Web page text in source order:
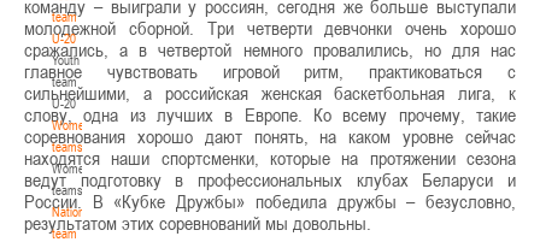
team
U-20
Youth
team
U-20
Women's
teams
Women's
teams
National
team
команду – выиграли у россиян, сегодня же больше выступали
молодежной сборной. Три четверти девчонки очень хорошо
сражались, а в четвертой немного провалились, но для нас
главное чувствовать игровой ритм, практиковаться с
сильнейшими, а российская женская баскетбольная лига, к
слову, одна из лучших в Европе. Ко всему прочему, такие
соревнования хорошо дают понять, на каком уровне сейчас
находятся наши спортсменки, которые на протяжении сезона
ведут подготовку в профессиональных клубах Беларуси и
России. В «Кубке Дружбы» победила дружбы – безусловно,
результатом этих соревнований мы довольны.